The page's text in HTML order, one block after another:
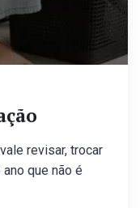
revisar, trocar
que não é